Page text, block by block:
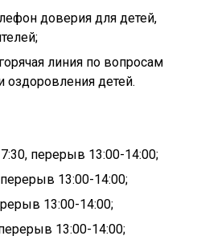
доверия для детей,
линия по вопросам
оздоровления детей.
перерыв 13:00-14:00;
13:00-14:00;
13:00-14:00;
13:00-14:00;